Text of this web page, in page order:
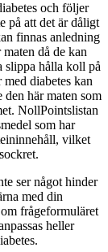
och följer
på att det är dåligt
finnas anledning
då de kan
slippa hålla koll på
diabetes kan
här maten som
NollPointslistan
som har
vilket
ser något hinder
med din
frågeformuläret
heller